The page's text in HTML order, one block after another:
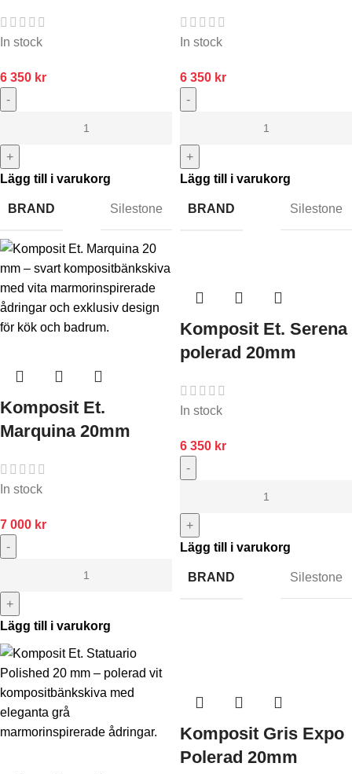
In stock
6 350 kr
-
+
Lägg till i varukorg
BRAND Silestone
In stock
6 350 kr
-
+
Lägg till i varukorg
BRAND Silestone
Komposit Et.
Marquina 20mm
In stock
7 000 kr
-
+
Lägg till i varukorg
Komposit Et. Serena
polerad 20mm
In stock
6 350 kr
-
+
Lägg till i varukorg
BRAND Silestone
Komposit Gris Expo
Polerad 20mm